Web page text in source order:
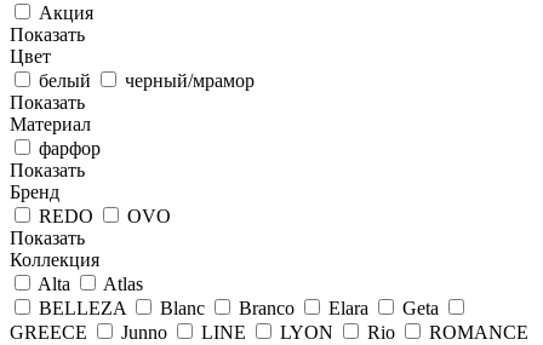
Акция
Показать
Цвет
белый
черный/мрамор
Показать
Материал
фарфор
Показать
Бренд
REDO
OVO
Показать
Коллекция
Alta
Atlas
BELLEZA
Blanc Branco Elara
Geta
GREECE
Junno LINE LYON Rio
ROMANCE